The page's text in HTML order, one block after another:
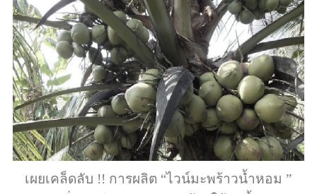
เผยเคล็ดลับ !! การผลิต “ไวน์มะพร้าวน้ำหอม ”